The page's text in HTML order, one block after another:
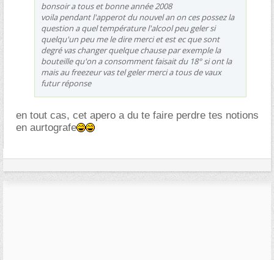
bonsoir a tous et bonne année 2008
voila pendant l'apperot du nouvel an on ces possez la
question a quel température l'alcool peu geler si
quelqu'un peu me le dire merci et est ec que sont
degré vas changer quelque chause par exemple la
bouteille qu'on a consomment faisait du 18° si ont la
mais au freezeur vas tel geler merci a tous de vaux
futur réponse
en tout cas, cet apero a du te faire perdre tes notions
en aurtografe